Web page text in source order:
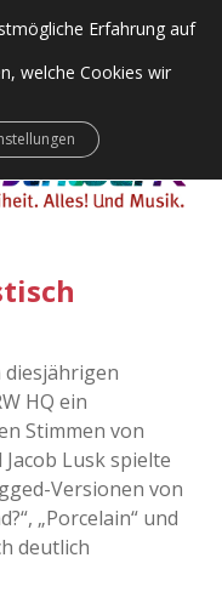
Menü
Menü
öffnen
2010
2011
2012
vimeoBluesky
diesjährigen
HQ ein
Stimmen von
Lusk spielte
Versionen von
„Porcelain“ und
deutlich
Erfahrung auf
welche Cookies wir